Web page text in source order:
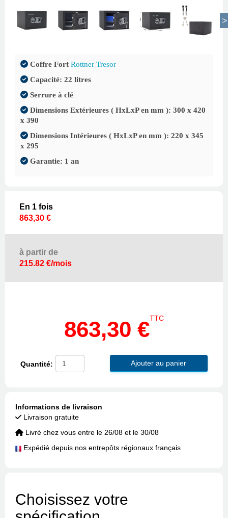
Coffre Fort Rottner Tresor
Capacité: 22 litres
Serrure à clé
Dimensions Extérieures ( HxLxP en mm ): 300 x 420
x 390
Dimensions Intérieures ( HxLxP en mm ): 220 x 345
x 295
Garantie: 1 an
à partir de
215.82 €/mois
En 1 fois
863,30 €
863,30 €TTC
Quantité: Ajouter au panier
Choisissez votre
Informations de livraison
Livraison gratuite
Livré chez vous entre le 26/08 et le 30/08
Expédié depuis nos entrepôts régionaux français